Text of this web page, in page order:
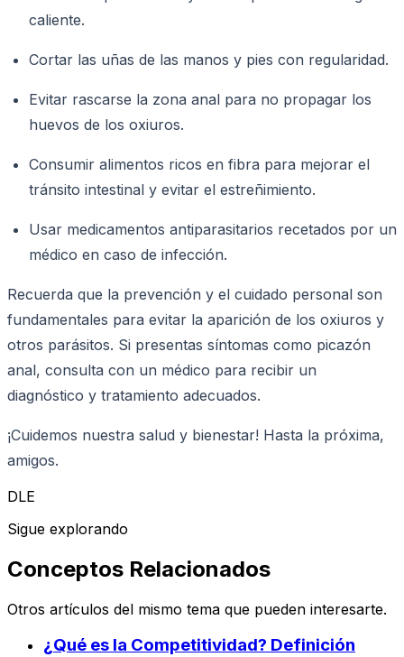
caliente.
Cortar las uñas de las manos y pies con regularidad.
Evitar rascarse la zona anal para no propagar los
huevos de los oxiuros.
Consumir alimentos ricos en fibra para mejorar el
tránsito intestinal y evitar el estreñimiento.
Usar medicamentos antiparasitarios recetados por un
médico en caso de infección.
Recuerda que la prevención y el cuidado personal son
fundamentales para evitar la aparición de los oxiuros y
otros parásitos. Si presentas síntomas como picazón
anal, consulta con un médico para recibir un
diagnóstico y tratamiento adecuados.
¡Cuidemos nuestra salud y bienestar! Hasta la próxima,
amigos.
DLE
Sigue explorando
Conceptos Relacionados
Otros artículos del mismo tema que pueden interesarte.
¿Qué es la Competitividad? Definición